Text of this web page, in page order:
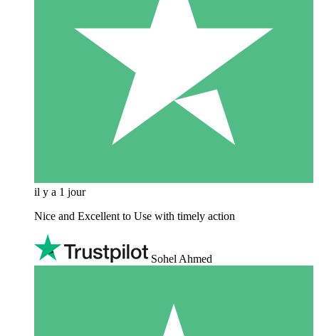
il y a 1 jour
Nice and Excellent to Use with timely action
Sohel Ahmed